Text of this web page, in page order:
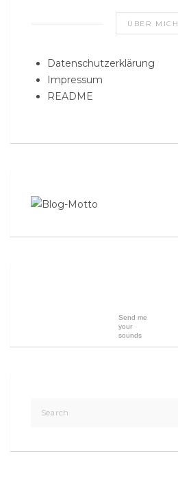
ÜBER MICH
Datenschutzerklärung
Impressum
README
Send me
your
sounds